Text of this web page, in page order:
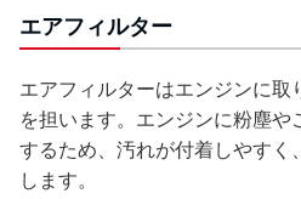
エアフィルター
エアフィルターはエンジンに取
を担います。エンジンに粉塵や
するため、汚れが付着しやすく
します。